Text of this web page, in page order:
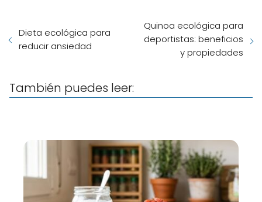
Dieta ecológica para
reducir ansiedad
Quinoa ecológica para
deportistas: beneficios
y propiedades
También puedes leer: